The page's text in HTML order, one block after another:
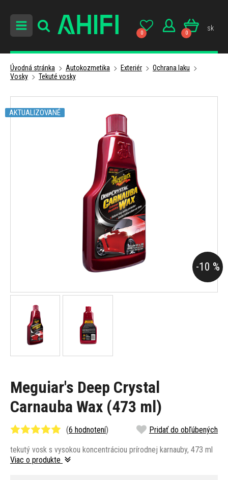
0 0
sk
Úvodná stránka Autokozmetika Exteriér
Ochrana laku
Vosky
Tekuté vosky
Meguiar's Deep Crystal
Carnauba Wax (473 ml)
(6 hodnotení) Pridať do obľúbených
tekutý vosk s vysokou koncentráciou prírodnej karnauby, 473 ml
Viac o produkte
-10 %
AKTUALIZOVANÉ